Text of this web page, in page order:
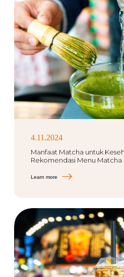
4.11.2024
Manfaat Matcha untuk
Rekomendasi Menu
Learn more